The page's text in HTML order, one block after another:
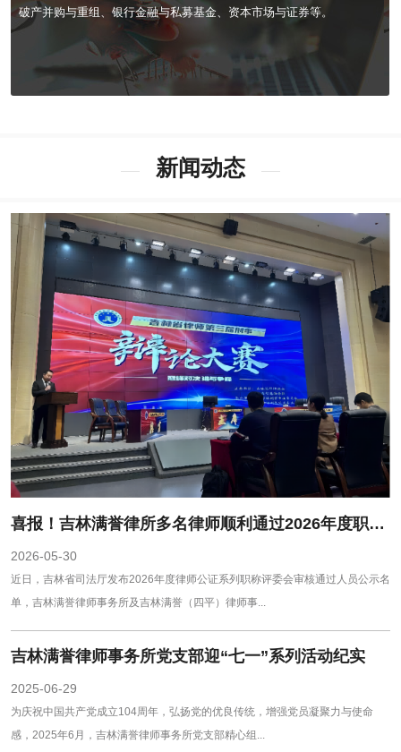
破产并购与重组、银行金融与私募基金、资本市场与证券等。
新闻动态
喜报！吉林满誉律所多名律师顺利通过2026年度职称评审审核
2026-05-30
近日，吉林省司法厅发布2026年度律师公证系列职称评委会审核通过人员公示名
单，吉林满誉律师事务所及吉林满誉（四平）律师事...
吉林满誉律师事务所党支部迎“七一”系列活动纪实
2025-06-29
为庆祝中国共产党成立104周年，弘扬党的优良传统，增强党员凝聚力与使命
感，2025年6月，吉林满誉律师事务所党支部精心组...